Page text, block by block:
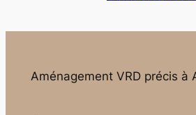
Aménagement VRD précis à